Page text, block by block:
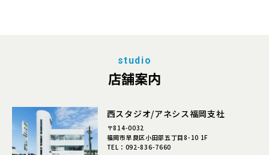
studio
店舗案内
西スタジオ/アネシス福岡支社
〒814-0032
福岡市早良区小田部五丁目8-10 1F
TEL： 092-836-7660